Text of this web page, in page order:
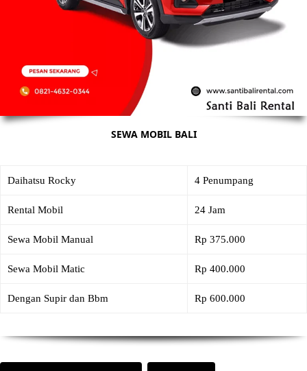
SEWA MOBIL BALI
Daihatsu Rocky 4 Penumpang
Rental Mobil 24 Jam
Sewa Mobil Manual Rp 375.000
Sewa Mobil Matic Rp 400.000
Dengan Supir dan Bbm Rp 600.000